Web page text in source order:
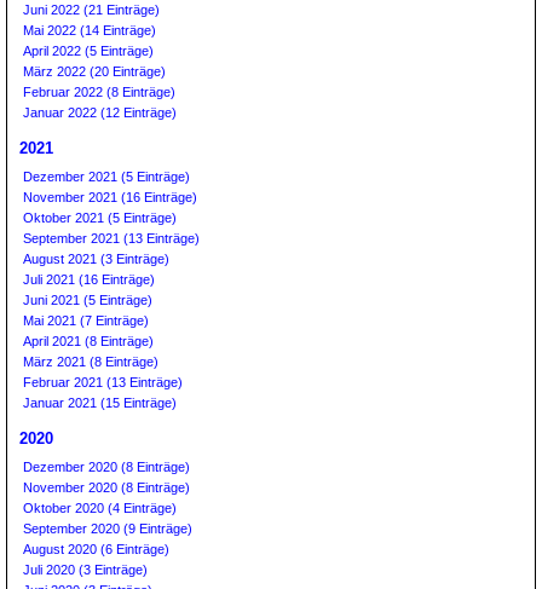
Juni 2022 (21 Einträge)
Mai 2022 (14 Einträge)
April 2022 (5 Einträge)
März 2022 (20 Einträge)
Februar 2022 (8 Einträge)
Januar 2022 (12 Einträge)
2021
Dezember 2021 (5 Einträge)
November 2021 (16 Einträge)
Oktober 2021 (5 Einträge)
September 2021 (13 Einträge)
August 2021 (3 Einträge)
Juli 2021 (16 Einträge)
Juni 2021 (5 Einträge)
Mai 2021 (7 Einträge)
April 2021 (8 Einträge)
März 2021 (8 Einträge)
Februar 2021 (13 Einträge)
Januar 2021 (15 Einträge)
2020
Dezember 2020 (8 Einträge)
November 2020 (8 Einträge)
Oktober 2020 (4 Einträge)
September 2020 (9 Einträge)
August 2020 (6 Einträge)
Juli 2020 (3 Einträge)